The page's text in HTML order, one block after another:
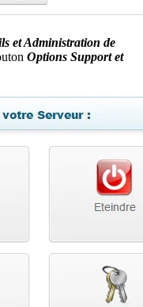
et Administration de
Options Support et